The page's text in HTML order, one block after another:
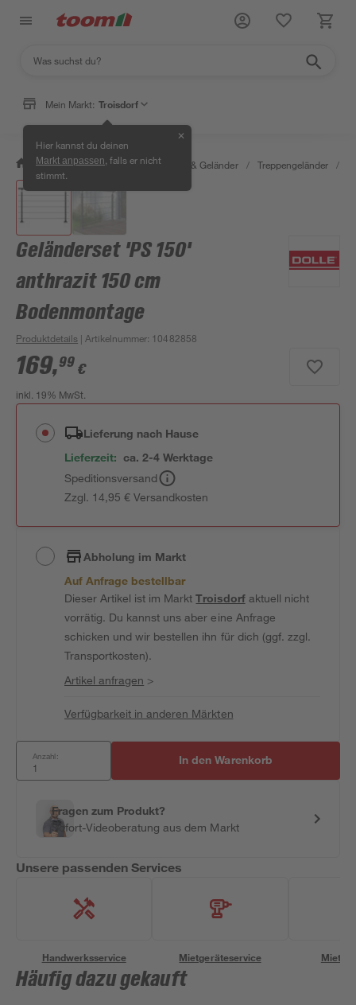
Mein Markt: Troisdorf
Hier kannst du deinen
Markt anpassen , falls er nicht
stimmt.
✕
/ Bauen & Renovieren / Treppen & Geländer / Treppengeländer /
Geländerset 'PS 150'
anthrazit 150 cm
Bodenmontage
Produktdetails | Artikelnummer: 10482858
169,99 €
inkl. 19% MwSt.
Lieferung nach Hause
Lieferzeit: ca. 2-4 Werktage
Speditionsversand
Zzgl. 14,95 € Versandkosten
Abholung im Markt
Auf Anfrage bestellbar
Dieser Artikel ist im MarktTroisdorfaktuell nicht
vorrätig. Du kannst uns aber eine Anfrage
schicken und wir bestellen ihn für dich (ggf. zzgl.
Transportkosten).
Artikel anfragen >
Verfügbarkeit in anderen Märkten
Anzahl: In den Warenkorb
Fragen zum Produkt?
Sofort-Videoberatung aus dem Markt
Unsere passenden Services
Handwerksservice Mietgeräteservice
Häufig dazu gekauft